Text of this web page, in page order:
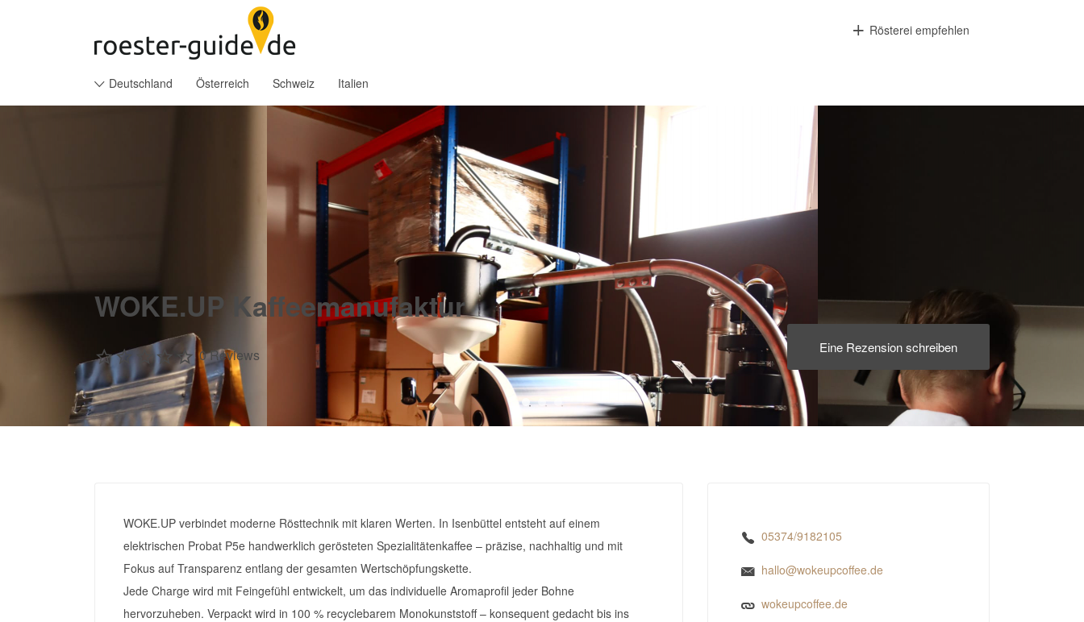
Rösterei empfehlen
Deutschland Österreich Schweiz Italien
WOKE.UP Kaffeemanufaktur
0 Reviews Eine Rezension schreiben
WOKE.UP verbindet moderne Rösttechnik mit klaren Werten. In Isenbüttel entsteht auf einem
elektrischen Probat P5e handwerklich gerösteten Spezialitätenkaffee – präzise, nachhaltig und mit
Fokus auf Transparenz entlang der gesamten Wertschöpfungskette.
Jede Charge wird mit Feingefühl entwickelt, um das individuelle Aromaprofil jeder Bohne
hervorzuheben. Verpackt wird in 100 % recyclebarem Monokunststoff – konsequent gedacht bis ins
05374/9182105
hallo@wokeupcoffee.de
wokeupcoffee.de